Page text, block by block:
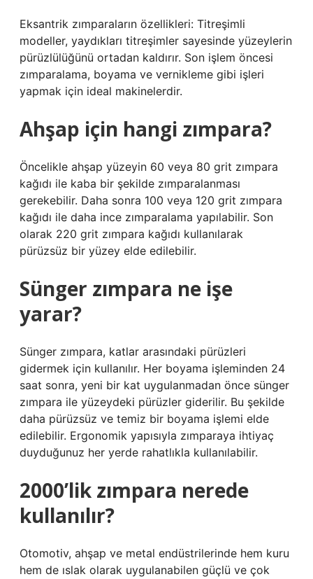
Eksantrik zımparaların özellikleri: Titreşimli
modeller, yaydıkları titreşimler sayesinde yüzeylerin
pürüzlülüğünü ortadan kaldırır. Son işlem öncesi
zımparalama, boyama ve vernikleme gibi işleri
yapmak için ideal makinelerdir.
Ahşap için hangi zımpara?
Öncelikle ahşap yüzeyin 60 veya 80 grit zımpara
kağıdı ile kaba bir şekilde zımparalanması
gerekebilir. Daha sonra 100 veya 120 grit zımpara
kağıdı ile daha ince zımparalama yapılabilir. Son
olarak 220 grit zımpara kağıdı kullanılarak
pürüzsüz bir yüzey elde edilebilir.
Sünger zımpara ne işe
yarar?
Sünger zımpara, katlar arasındaki pürüzleri
gidermek için kullanılır. Her boyama işleminden 24
saat sonra, yeni bir kat uygulanmadan önce sünger
zımpara ile yüzeydeki pürüzler giderilir. Bu şekilde
daha pürüzsüz ve temiz bir boyama işlemi elde
edilebilir. Ergonomik yapısıyla zımparaya ihtiyaç
duyduğunuz her yerde rahatlıkla kullanılabilir.
2000’lik zımpara nerede
kullanılır?
Otomotiv, ahşap ve metal endüstrilerinde hem kuru
hem de ıslak olarak uygulanabilen güçlü ve çok